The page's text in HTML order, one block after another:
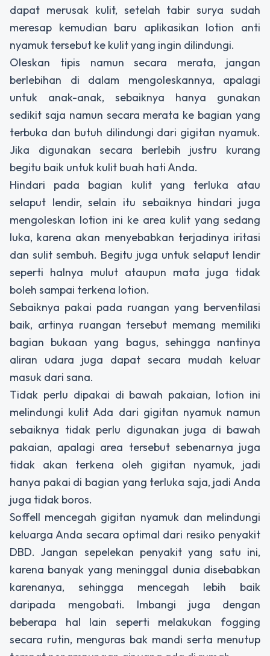
dapat merusak kulit, setelah tabir surya sudah
meresap kemudian baru aplikasikan lotion anti
nyamuk tersebut ke kulit yang ingin dilindungi.
Oleskan tipis namun secara merata, jangan
berlebihan di dalam mengoleskannya, apalagi
untuk anak-anak, sebaiknya hanya gunakan
sedikit saja namun secara merata ke bagian yang
terbuka dan butuh dilindungi dari gigitan nyamuk.
Jika digunakan secara berlebih justru kurang
begitu baik untuk kulit buah hati Anda.
Hindari pada bagian kulit yang terluka atau
selaput lendir, selain itu sebaiknya hindari juga
mengoleskan lotion ini ke area kulit yang sedang
luka, karena akan menyebabkan terjadinya iritasi
dan sulit sembuh. Begitu juga untuk selaput lendir
seperti halnya mulut ataupun mata juga tidak
boleh sampai terkena lotion.
Sebaiknya pakai pada ruangan yang berventilasi
baik, artinya ruangan tersebut memang memiliki
bagian bukaan yang bagus, sehingga nantinya
aliran udara juga dapat secara mudah keluar
masuk dari sana.
Tidak perlu dipakai di bawah pakaian, lotion ini
melindungi kulit Ada dari gigitan nyamuk namun
sebaiknya tidak perlu digunakan juga di bawah
pakaian, apalagi area tersebut sebenarnya juga
tidak akan terkena oleh gigitan nyamuk, jadi
hanya pakai di bagian yang terluka saja, jadi Anda
juga tidak boros.
Soffell mencegah gigitan nyamuk dan melindungi
keluarga Anda secara optimal dari resiko penyakit
DBD. Jangan sepelekan penyakit yang satu ini,
karena banyak yang meninggal dunia disebabkan
karenanya, sehingga mencegah lebih baik
daripada mengobati. Imbangi juga dengan
beberapa hal lain seperti melakukan fogging
secara rutin, menguras bak mandi serta menutup